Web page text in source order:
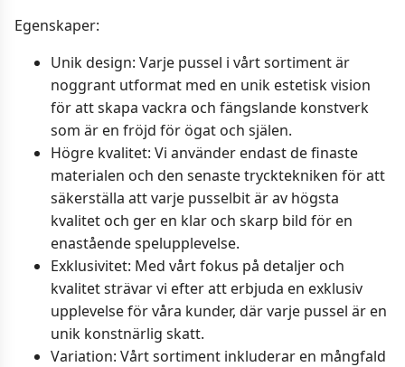
Egenskaper:
Unik design: Varje pussel i vårt sortiment är
noggrant utformat med en unik estetisk vision
för att skapa vackra och fängslande konstverk
som är en fröjd för ögat och själen.
Högre kvalitet: Vi använder endast de finaste
materialen och den senaste trycktekniken för att
säkerställa att varje pusselbit är av högsta
kvalitet och ger en klar och skarp bild för en
enastående spelupplevelse.
Exklusivitet: Med vårt fokus på detaljer och
kvalitet strävar vi efter att erbjuda en exklusiv
upplevelse för våra kunder, där varje pussel är en
unik konstnärlig skatt.
Variation: Vårt sortiment inkluderar en mångfald